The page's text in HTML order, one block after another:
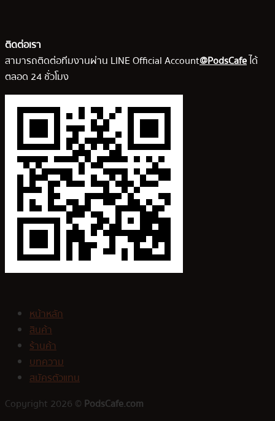
ติดต่อเรา
สามารถติดต่อทีมงานผ่าน LINE Official Account@PodsCafeได้
ตลอด 24 ชั่วโมง
หน้าหลัก
สินค้า
ร้านค้า
บทความ
สมัครตัวแทน
Copyright 2026 © PodsCafe.com